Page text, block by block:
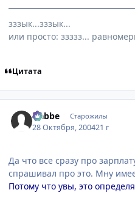
зззык...зззык...
или просто: ззззз...
Цитата
Nabbe Старожилы
28 Октября, 200421 г
Да что все сразу про
спрашивал про это. Мну
Потому что увы, это